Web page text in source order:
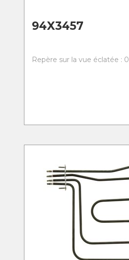
94X3457
Repère sur la vue éclatée : 0